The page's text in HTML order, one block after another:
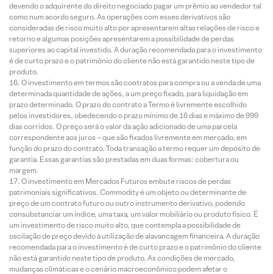
devendo o adquirente do direito negociado pagar um prêmio ao vendedor tal
como num acordo seguro. As operações com esses derivativos são
consideradas de risco muito alto por apresentarem altas relações de risco e
retorno e algumas posições apresentarem a possibilidade de perdas
superiores ao capital investido. A duração recomendada para o investimento
é de curto prazo e o patrimônio do cliente não está garantido neste tipo de
produto.
O investimento em termos são contratos para compra ou a venda de uma
determinada quantidade de ações, a um preço fixado, para liquidação em
prazo determinado. O prazo do contrato a Termo é livremente escolhido
pelos investidores, obedecendo o prazo mínimo de 16 dias e máximo de 999
dias corridos. O preço será o valor da ação adicionado de uma parcela
correspondente aos juros – que são fixados livremente em mercado, em
função do prazo do contrato. Toda transação a termo requer um depósito de
garantia. Essas garantias são prestadas em duas formas: cobertura ou
margem.
O investimento em Mercados Futuros embute riscos de perdas
patrimoniais significativos. Commodity é um objeto ou determinante de
preço de um contrato futuro ou outro instrumento derivativo, podendo
consubstanciar um índice, uma taxa, um valor mobiliário ou produto físico. É
um investimento de risco muito alto, que contempla a possibilidade de
oscilação de preço devido à utilização de alavancagem financeira. A duração
recomendada para o investimento é de curto prazo e o patrimônio do cliente
não está garantido neste tipo de produto. As condições de mercado,
mudanças climáticas e o cenário macroeconômico podem afetar o